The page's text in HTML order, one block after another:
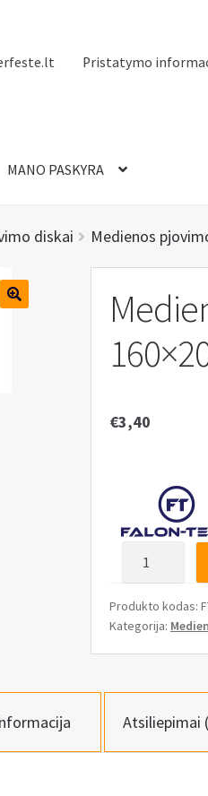
Pristatymo
MANO PASKYRA
diskai Medienos
€3,40
Medienos
pjovimo
Produkto kodas:
Kategorija:
Atsiliepimai